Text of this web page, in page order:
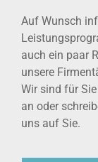
Auf Wunsch
auch ein paar
unsere
Wir sind für
an oder
uns auf Sie.